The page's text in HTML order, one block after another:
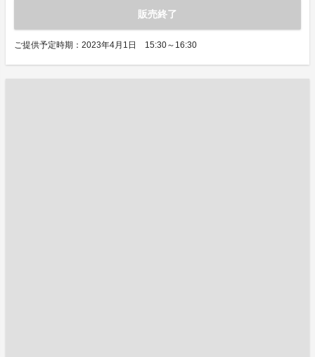
販売終了
ご提供予定時期：2023年4月1日 15:30～16:30